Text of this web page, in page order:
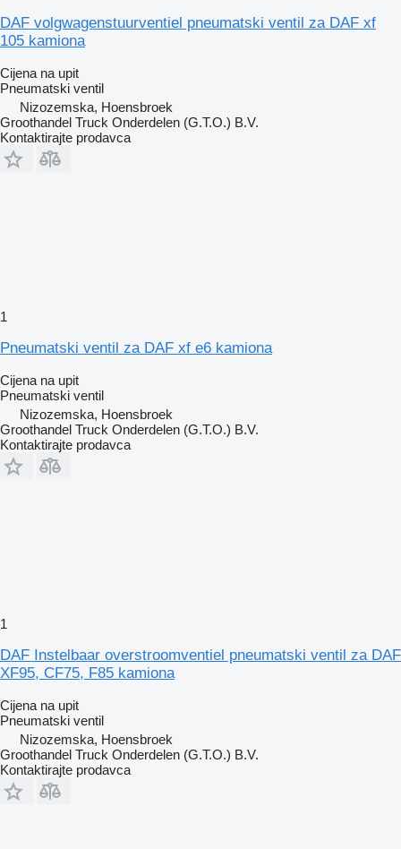
DAF volgwagenstuurventiel pneumatski ventil za DAF xf
105 kamiona
Cijena na upit
Pneumatski ventil
Nizozemska, Hoensbroek
Groothandel Truck Onderdelen (G.T.O.) B.V.
Kontaktirajte prodavca
1
Pneumatski ventil za DAF xf e6 kamiona
Cijena na upit
Pneumatski ventil
Nizozemska, Hoensbroek
Groothandel Truck Onderdelen (G.T.O.) B.V.
Kontaktirajte prodavca
1
DAF Instelbaar overstroomventiel pneumatski ventil za DAF
XF95, CF75, F85 kamiona
Cijena na upit
Pneumatski ventil
Nizozemska, Hoensbroek
Groothandel Truck Onderdelen (G.T.O.) B.V.
Kontaktirajte prodavca